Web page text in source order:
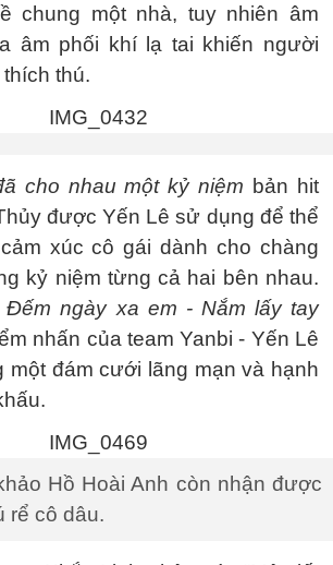
chung một nhà, tuy nhiên âm
âm phối khí lạ tai khiến người
thú.
cho nhau một kỷ niệm bản hit
được Yến Lê sử dụng để thể
xúc cô gái dành cho chàng
kỷ niệm từng cả hai bên nhau.
Đếm ngày xa em - Nắm lấy tay
nhấn của team Yanbi - Yến Lê
một đám cưới lãng mạn và hạnh
Hồ Hoài Anh còn nhận được
rể cô dâu.